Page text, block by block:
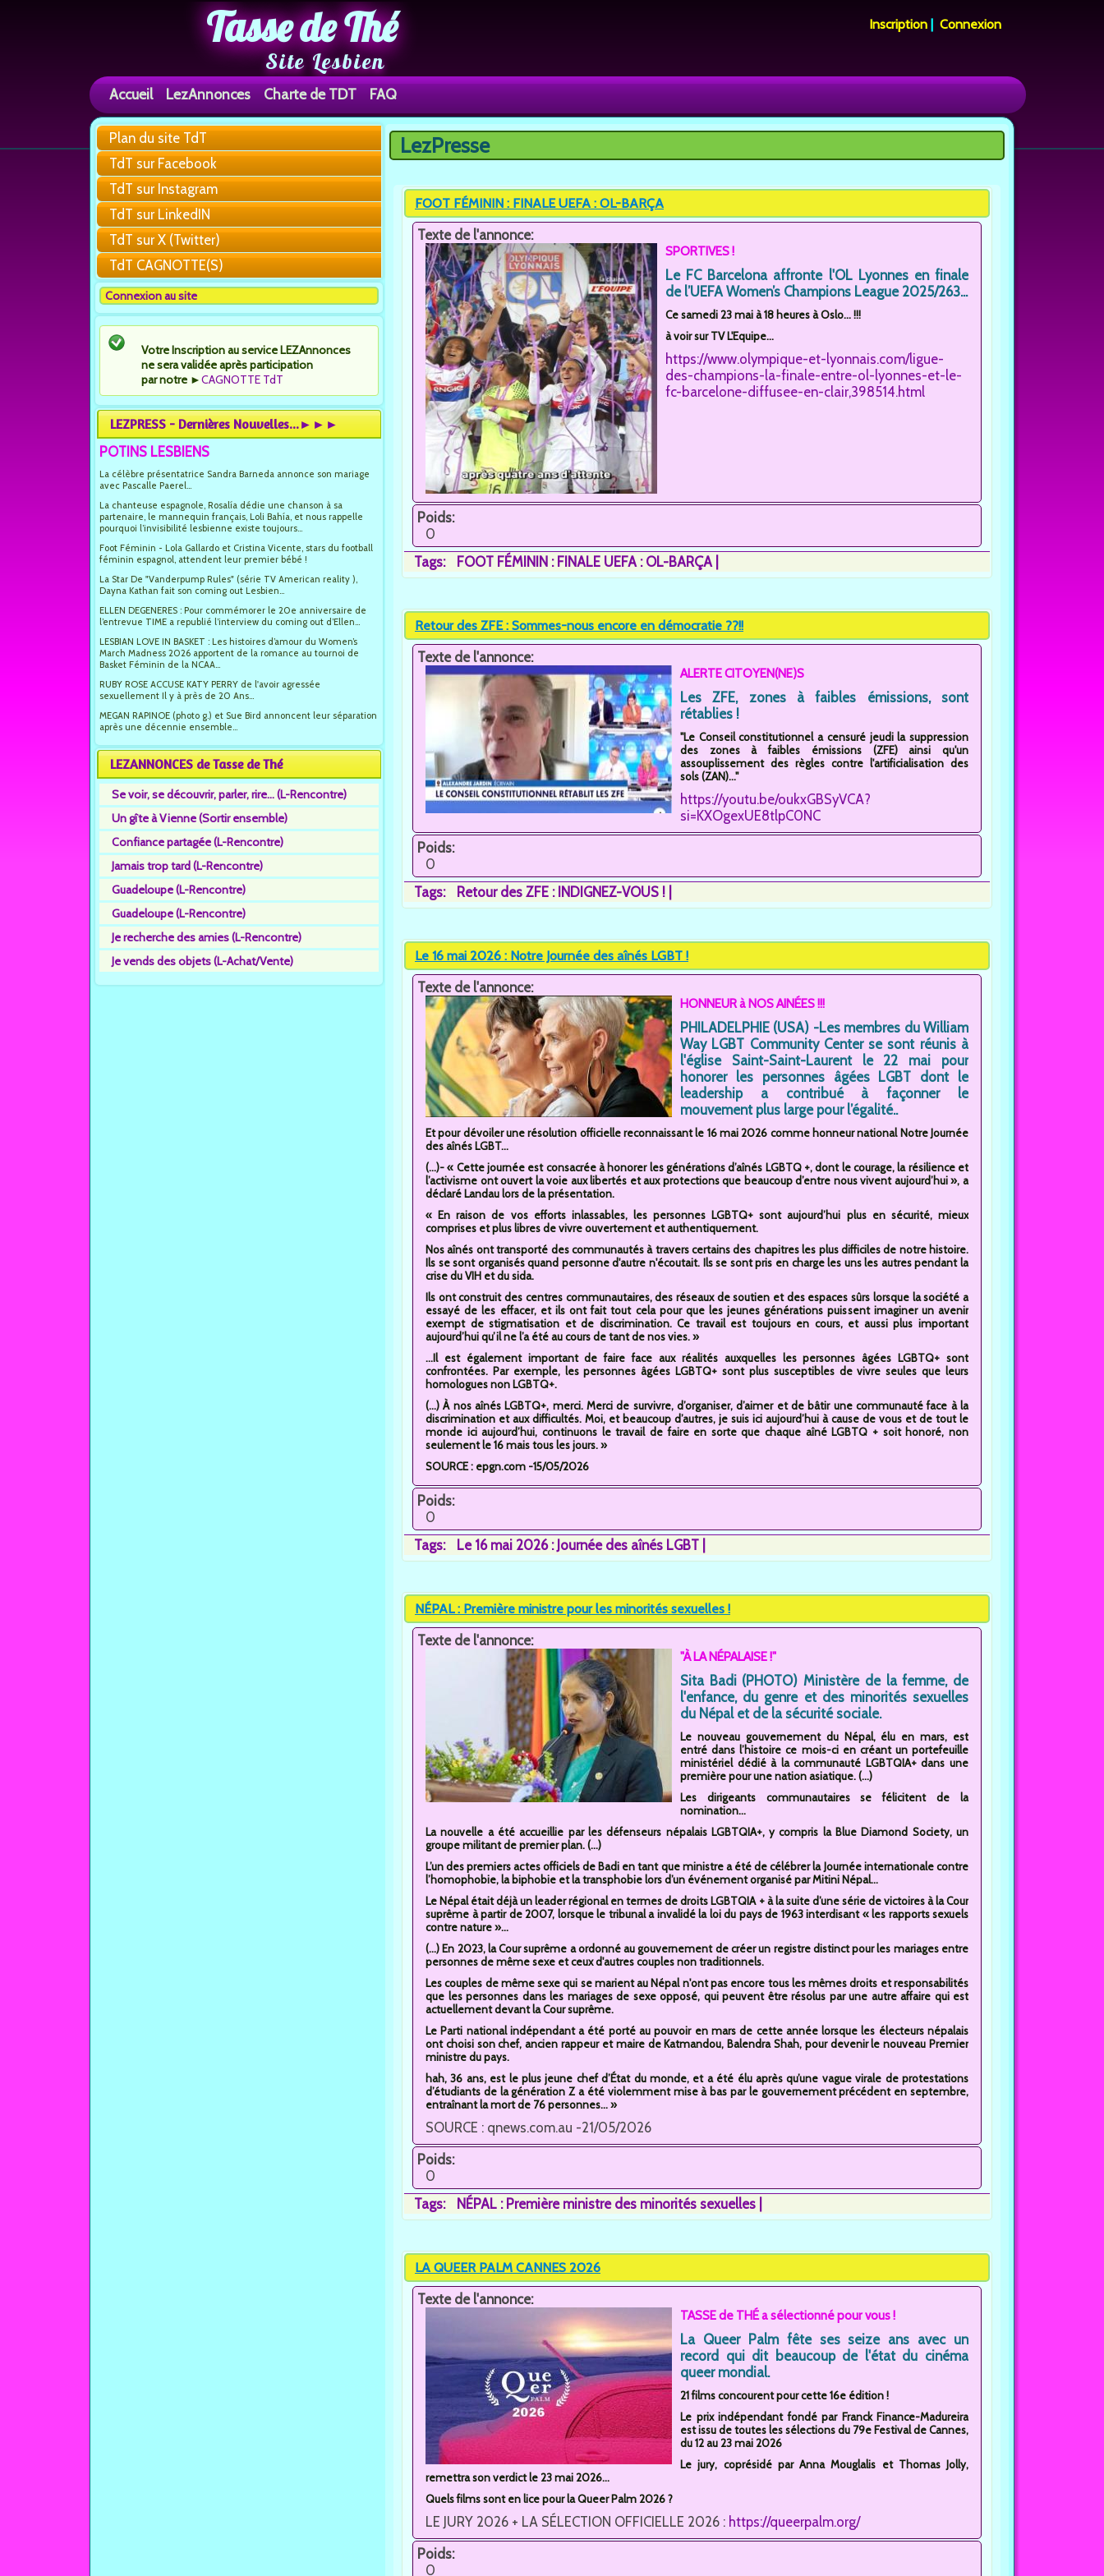
Tasse de Thé
Site Lesbien
Inscription |Connexion
Accueil LezAnnonces Charte de TDT FAQ
Plan du site TdT
TdT sur Facebook
TdT sur Instagram
TdT sur LinkedIN
TdT sur X (Twitter)
TdT CAGNOTTE(S)
Connexion au site
Votre Inscription au service LEZAnnonces
ne sera validée après participation
par notre ►CAGNOTTE TdT
LEZPRESS - Dernières Nouvelles...►►►
POTINS LESBIENS
La célèbre présentatrice Sandra Barneda annonce son mariage
avec Pascalle Paerel...
La chanteuse espagnole, Rosalía dédie une chanson à sa
partenaire, le mannequin français, Loli Bahía, et nous rappelle
pourquoi l’invisibilité lesbienne existe toujours...
Foot Féminin - Lola Gallardo et Cristina Vicente, stars du football
féminin espagnol, attendent leur premier bébé !
La Star De "Vanderpump Rules" (série TV American reality ),
Dayna Kathan fait son coming out Lesbien...
ELLEN DEGENERES : Pour commémorer le 20e anniversaire de
l’entrevue TIME a republié l’interview du coming out d’Ellen...
LESBIAN LOVE IN BASKET : Les histoires d’amour du Women’s
March Madness 2026 apportent de la romance au tournoi de
Basket Féminin de la NCAA...
RUBY ROSE ACCUSE KATY PERRY de l'avoir agressée
sexuellement Il y à près de 20 Ans...
MEGAN RAPINOE (photo g.) et Sue Bird annoncent leur séparation
après une décennie ensemble...
LEZANNONCES de Tasse de Thé
Se voir, se découvrir, parler, rire... (L-Rencontre)
Un gîte à Vienne (Sortir ensemble)
Confiance partagée (L-Rencontre)
Jamais trop tard (L-Rencontre)
Guadeloupe (L-Rencontre)
Guadeloupe (L-Rencontre)
Je recherche des amies (L-Rencontre)
Je vends des objets (L-Achat/Vente)
Vous êtes ici
LezPresse
FOOT FÉMININ : FINALE UEFA : OL-BARÇA
Texte de l'annonce:
SPORTIVES !
Le FC Barcelona affronte l'OL Lyonnes en finale
de l’UEFA Women’s Champions League 2025/263...
Ce samedi 23 mai à 18 heures à Oslo... !!!
à voir sur TV L'Equipe...
https://www.olympique-et-lyonnais.com/ligue-
des-champions-la-finale-entre-ol-lyonnes-et-le-
fc-barcelone-diffusee-en-clair,398514.html
Poids:
0
Tags:
FOOT FÉMININ : FINALE UEFA : OL-BARÇA
Retour des ZFE : Sommes-nous encore en démocratie ??!!
Texte de l'annonce:
ALERTE CITOYEN(NE)S
Les ZFE, zones à faibles émissions, sont
rétablies !
"Le Conseil constitutionnel a censuré jeudi la suppression
des zones à faibles émissions (ZFE) ainsi qu'un
assouplissement des règles contre l'artificialisation des
sols (ZAN)..."
https://youtu.be/oukxGBSyVCA?
si=KXOgexUE8tlpC0NC
Poids:
0
Tags:
Retour des ZFE : INDIGNEZ-VOUS !
Le 16 mai 2026 : Notre Journée des aînés LGBT !
Texte de l'annonce:
HONNEUR à NOS AINÉES !!!
PHILADELPHIE (USA) -Les membres du William
Way LGBT Community Center se sont réunis à
l'église Saint-Saint-Laurent le 22 mai pour
honorer les personnes âgées LGBT dont le
leadership a contribué à façonner le
mouvement plus large pour l’égalité..
Et pour dévoiler une résolution officielle reconnaissant le 16 mai 2026 comme honneur national Notre Journée
des aînés LGBT...
(...)- « Cette journée est consacrée à honorer les générations d’aînés LGBTQ +, dont le courage, la résilience et
l’activisme ont ouvert la voie aux libertés et aux protections que beaucoup d’entre nous vivent aujourd’hui », a
déclaré Landau lors de la présentation.
« En raison de vos efforts inlassables, les personnes LGBTQ+ sont aujourd’hui plus en sécurité, mieux
comprises et plus libres de vivre ouvertement et authentiquement.
Nos aînés ont transporté des communautés à travers certains des chapitres les plus difficiles de notre histoire.
Ils se sont organisés quand personne d'autre n'écoutait. Ils se sont pris en charge les uns les autres pendant la
crise du VIH et du sida.
Ils ont construit des centres communautaires, des réseaux de soutien et des espaces sûrs lorsque la société a
essayé de les effacer, et ils ont fait tout cela pour que les jeunes générations puissent imaginer un avenir
exempt de stigmatisation et de discrimination. Ce travail est toujours en cours, et aussi plus important
aujourd’hui qu’il ne l’a été au cours de tant de nos vies. »
...Il est également important de faire face aux réalités auxquelles les personnes âgées LGBTQ+ sont
confrontées. Par exemple, les personnes âgées LGBTQ+ sont plus susceptibles de vivre seules que leurs
homologues non LGBTQ+.
(...) À nos aînés LGBTQ+, merci. Merci de survivre, d’organiser, d’aimer et de bâtir une communauté face à la
discrimination et aux difficultés. Moi, et beaucoup d’autres, je suis ici aujourd’hui à cause de vous et de tout le
monde ici aujourd’hui, continuons le travail de faire en sorte que chaque aîné LGBTQ + soit honoré, non
seulement le 16 mais tous les jours. »
SOURCE : epgn.com -15/05/2026
Poids:
0
Tags:
Le 16 mai 2026 : Journée des aînés LGBT
NÉPAL : Première ministre pour les minorités sexuelles !
Texte de l'annonce:
"À LA NÉPALAISE !"
Sita Badi (PHOTO) Ministère de la femme, de
l'enfance, du genre et des minorités sexuelles
du Népal et de la sécurité sociale.
Le nouveau gouvernement du Népal, élu en mars, est
entré dans l’histoire ce mois-ci en créant un portefeuille
ministériel dédié à la communauté LGBTQIA+ dans une
première pour une nation asiatique. (...)
Les dirigeants communautaires se félicitent de la
nomination...
La nouvelle a été accueillie par les défenseurs népalais LGBTQIA+, y compris la Blue Diamond Society, un
groupe militant de premier plan. (...)
L’un des premiers actes officiels de Badi en tant que ministre a été de célébrer la Journée internationale contre
l’homophobie, la biphobie et la transphobie lors d’un événement organisé par Mitini Népal...
Le Népal était déjà un leader régional en termes de droits LGBTQIA + à la suite d’une série de victoires à la Cour
suprême à partir de 2007, lorsque le tribunal a invalidé la loi du pays de 1963 interdisant « les rapports sexuels
contre nature »...
(...) En 2023, la Cour suprême a ordonné au gouvernement de créer un registre distinct pour les mariages entre
personnes de même sexe et ceux d'autres couples non traditionnels.
Les couples de même sexe qui se marient au Népal n'ont pas encore tous les mêmes droits et responsabilités
que les personnes dans les mariages de sexe opposé, qui peuvent être résolus par une autre affaire qui est
actuellement devant la Cour suprême.
Le Parti national indépendant a été porté au pouvoir en mars de cette année lorsque les électeurs népalais
ont choisi son chef, ancien rappeur et maire de Katmandou, Balendra Shah, pour devenir le nouveau Premier
ministre du pays.
hah, 36 ans, est le plus jeune chef d’État du monde, et a été élu après qu’une vague virale de protestations
d’étudiants de la génération Z a été violemment mise à bas par le gouvernement précédent en septembre,
entraînant la mort de 76 personnes... »
SOURCE : qnews.com.au -21/05/2026
Poids:
0
Tags:
NÉPAL : Première ministre des minorités sexuelles
LA QUEER PALM CANNES 2026
Texte de l'annonce:
TASSE de THÉ a sélectionné pour vous !
La Queer Palm fête ses seize ans avec un
record qui dit beaucoup de l'état du cinéma
queer mondial.
21 films concourent pour cette 16e édition !
Le prix indépendant fondé par Franck Finance-Madureira
est issu de toutes les sélections du 79e Festival de Cannes,
du 12 au 23 mai 2026
Le jury, coprésidé par Anna Mouglalis et Thomas Jolly,
remettra son verdict le 23 mai 2026...
Quels films sont en lice pour la Queer Palm 2026 ?
LE JURY 2026 + LA SÉLECTION OFFICIELLE 2026 : https://queerpalm.org/
Poids:
0